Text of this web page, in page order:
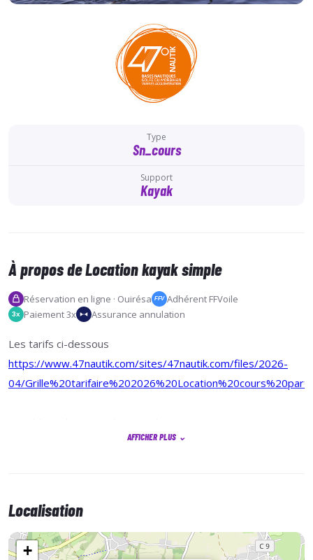
Type
Sn_cours
Support
Kayak
À propos de Location kayak simple
Réservation en ligne · Ouirésa FFV Adhérent FFVoile
3x Paiement 3x Assurance annulation
Les tarifs ci-dessous
https://www.47nautik.com/sites/47nautik.com/files/2026-
04/
https://www.47nautik.com/sites/47nautik.com/files/2026-
AFFICHER PLUS ⌄
Localisation
+